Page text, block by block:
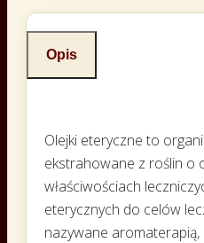
Opis
Olejki eteryczne to
ekstrahowane z roślin o
właściwościach
eterycznych do celów
nazywane